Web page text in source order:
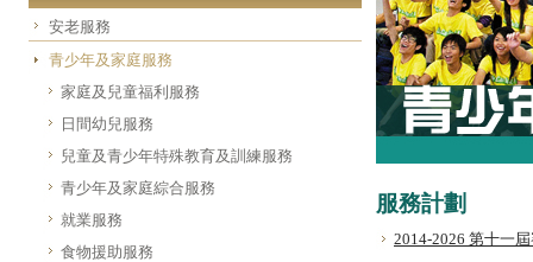
安老服務
青少年及家庭服務
家庭及兒童福利服務
日間幼兒服務
兒童及青少年特殊教育及訓練服務
青少年及家庭綜合服務
就業服務
食物援助服務
服務計劃
2014-2026 第十一